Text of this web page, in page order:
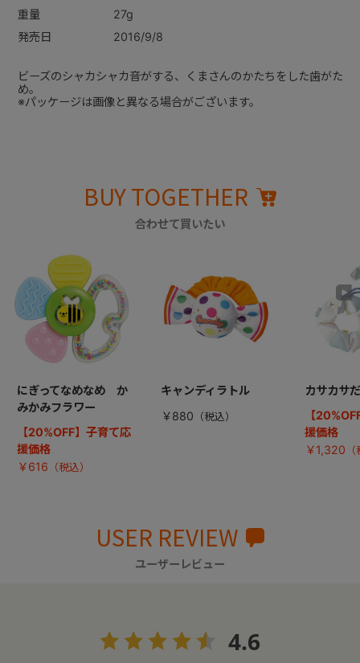
重量
27g
発売日
2016/9/8
ビーズのシャカシャカ音がする、くまさんのかたちをした歯がた
め。
※パッケージは画像と異なる場合がございます。
BUY TOGETHER
合わせて買いたい
にぎってなめなめ か
みかみフラワー
【20%OFF】子育て応
援価格
￥616
キャンディラトル
￥880
カサカサ
【
援価格
￥1,320
USER REVIEW
ユーザーレビュー
4.6